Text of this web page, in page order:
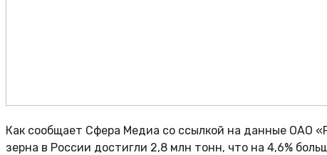
Как сообщает Сфера Медиа со ссылкой на данные ОАО
зерна в России достигли 2,8 млн тонн, что на 4,6%